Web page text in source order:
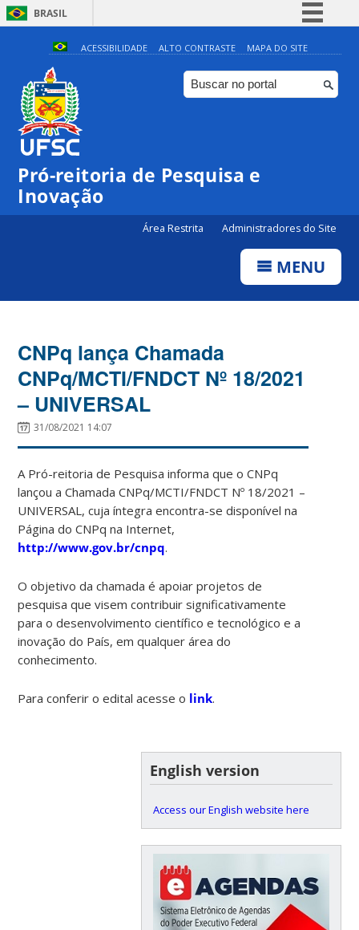
BRASIL
Simplifique!
Comunica BR
Participe
Canais
ACESSIBILIDADE ALTO CONTRASTE MAPA DO SITE
Pró-reitoria de Pesquisa e
Inovação
Área Restrita Administradores do Site
MENU
CNPq lança Chamada
CNPq/MCTI/FNDCT Nº 18/2021
– UNIVERSAL
31/08/2021 14:07
A Pró-reitoria de Pesquisa informa que o CNPq
lançou a Chamada CNPq/MCTI/FNDCT Nº 18/2021 –
UNIVERSAL, cuja íntegra encontra-se disponível na
Página do CNPq na Internet,
http://www.gov.br/cnpq.
O objetivo da chamada é apoiar projetos de
pesquisa que visem contribuir significativamente
para o desenvolvimento científico e tecnológico e a
inovação do País, em qualquer área do
conhecimento.
Para conferir o edital acesse o link.
English version
Access our English website here